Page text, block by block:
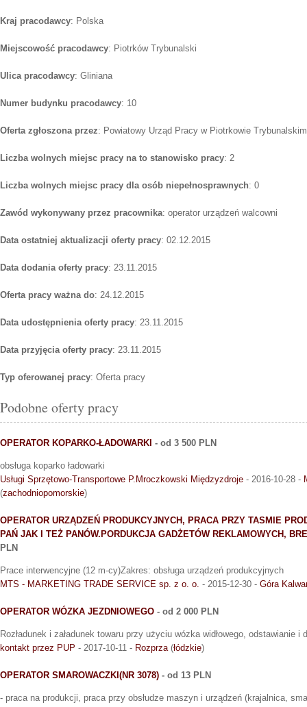
Kraj pracodawcy: Polska
Miejscowość pracodawcy: Piotrków Trybunalski
Ulica pracodawcy: Gliniana
Numer budynku pracodawcy: 10
Oferta zgłoszona przez: Powiatowy Urząd Pracy w Piotrkowie Trybunalskim
Liczba wolnych miejsc pracy na to stanowisko pracy: 2
Liczba wolnych miejsc pracy dla osób niepełnosprawnych: 0
Zawód wykonywany przez pracownika: operator urządzeń walcowni
Data ostatniej aktualizacji oferty pracy: 02.12.2015
Data dodania oferty pracy: 23.11.2015
Oferta pracy ważna do: 24.12.2015
Data udostępnienia oferty pracy: 23.11.2015
Data przyjęcia oferty pracy: 23.11.2015
Typ oferowanej pracy: Oferta pracy
Podobne oferty pracy
OPERATOR KOPARKO-ŁADOWARKI - od 3 500 PLN
obsługa koparko ładowarki
Usługi Sprzętowo-Transportowe P.Mroczkowski Międzyzdroje - 2016-10-28 -
(zachodniopomorskie)
OPERATOR URZĄDZEŃ PRODUKCYJNYCH, PRACA PRZY TASMIE
PAŃ JAK I TEŻ PANÓW.PORDUKCJA GADŻETÓW REKLAMOWYCH,
PLN
Prace interwencyjne (12 m-cy)Zakres: obsługa urządzeń produkcyjnych
MTS - MARKETING TRADE SERVICE sp. z o. o. - 2015-12-30 - Góra
OPERATOR WÓZKA JEZDNIOWEGO - od 2 000 PLN
Rozładunek i załadunek towaru przy użyciu wózka widłowego, odstawianie
kontakt przez PUP - 2017-10-11 - Rozprza(łódzkie)
OPERATOR SMAROWACZKI(NR 3078) - od 13 PLN
- praca na produkcji, praca przy obsłudze maszyn i urządzeń (krajalnica,